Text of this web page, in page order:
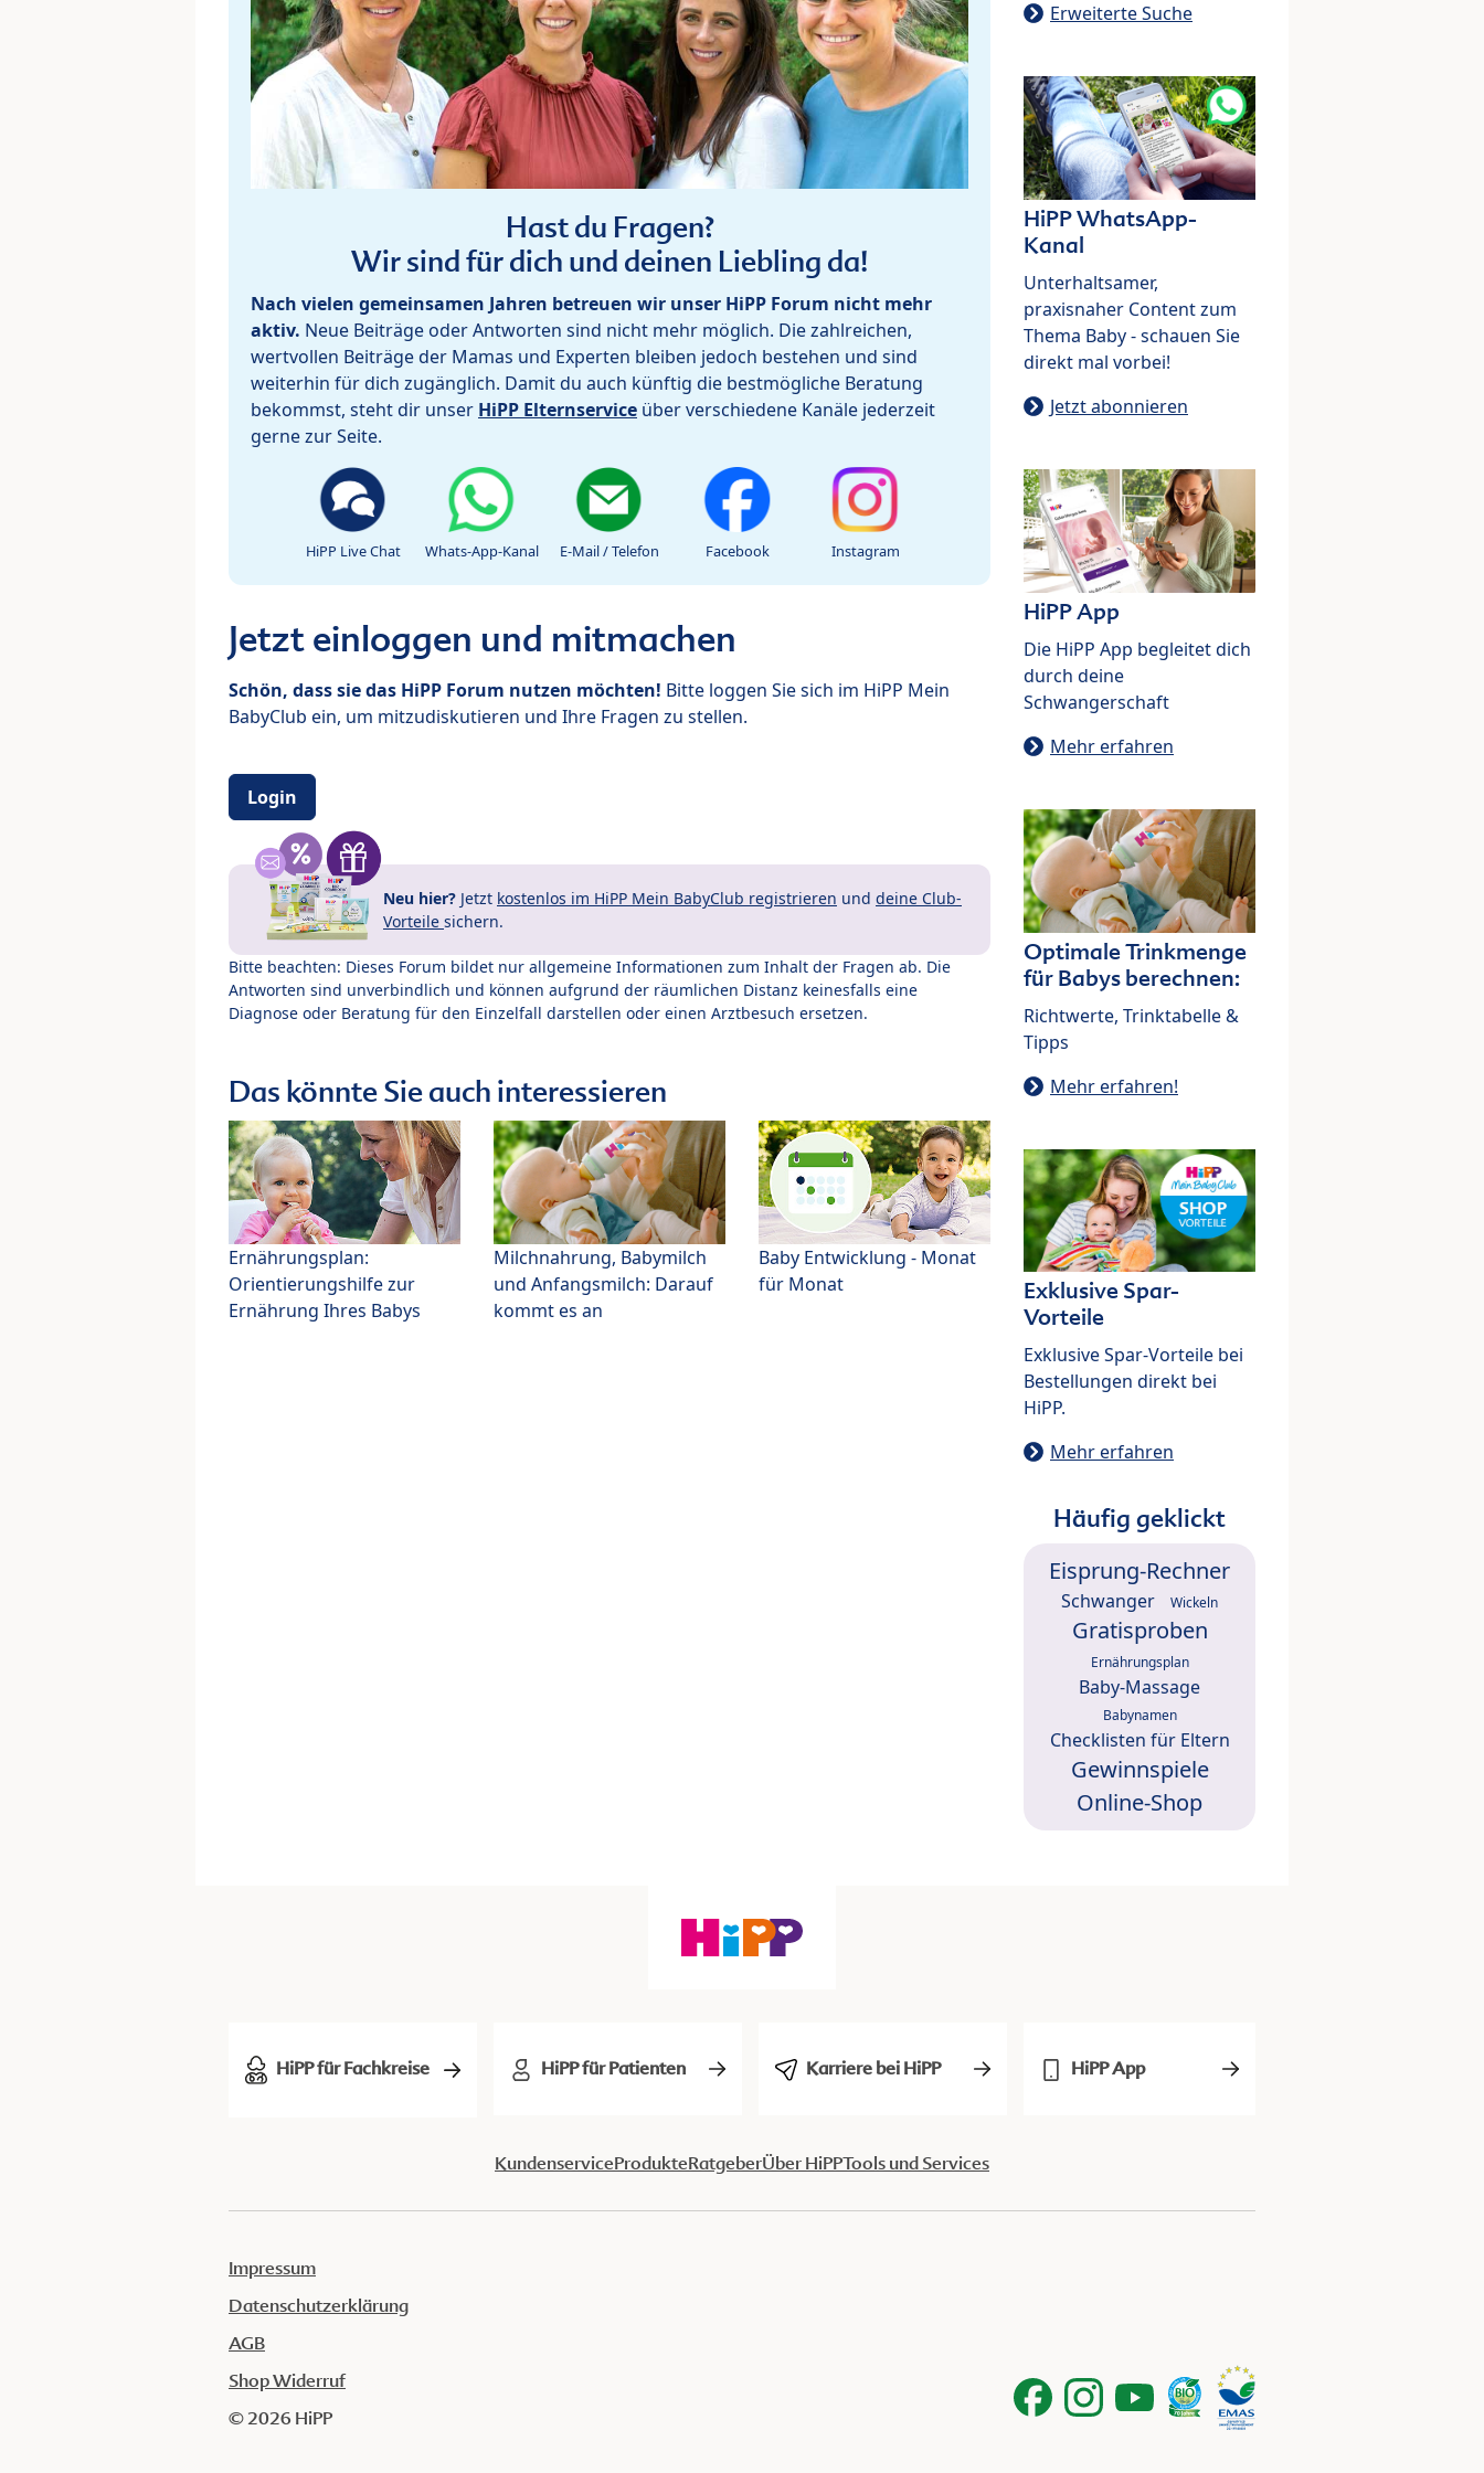
Hast du Fragen?
Wir sind für dich und deinen Liebling da!
Nach vielen gemeinsamen Jahren betreuen wir unser HiPP Forum nicht mehr
aktiv. Neue Beiträge oder Antworten sind nicht mehr möglich. Die zahlreichen,
wertvollen Beiträge der Mamas und Experten bleiben jedoch bestehen und sind
weiterhin für dich zugänglich. Damit du auch künftig die bestmögliche Beratung
bekommst, steht dir unser HiPP Elternservice über verschiedene Kanäle jederzeit
gerne zur Seite.
HiPP Live Chat Whats-App-Kanal E-Mail / Telefon Facebook Instagram
Jetzt einloggen und mitmachen
Schön, dass sie das HiPP Forum nutzen möchten! Bitte loggen Sie sich im HiPP Mein
BabyClub ein, um mitzudiskutieren und Ihre Fragen zu stellen.
Login
Neu hier? Jetzt kostenlos im HiPP Mein BabyClub registrieren und deine Club-
Vorteile sichern.
Bitte beachten: Dieses Forum bildet nur allgemeine Informationen zum Inhalt der Fragen ab. Die
Antworten sind unverbindlich und können aufgrund der räumlichen Distanz keinesfalls eine
Diagnose oder Beratung für den Einzelfall darstellen oder einen Arztbesuch ersetzen.
Das könnte Sie auch interessieren
Ernährungsplan:
Orientierungshilfe zur
Ernährung Ihres Babys
Milchnahrung, Babymilch
und Anfangsmilch: Darauf
kommt es an
Baby Entwicklung - Monat
für Monat
Erweiterte Suche
HiPP WhatsApp-
Kanal
Unterhaltsamer,
praxisnaher Content zum
Thema Baby - schauen Sie
direkt mal vorbei!
Jetzt abonnieren
HiPP App
Die HiPP App begleitet dich
durch deine
Schwangerschaft
Mehr erfahren
Optimale Trinkmenge
für Babys berechnen:
Richtwerte, Trinktabelle &
Tipps
Mehr erfahren!
Exklusive Spar-
Vorteile
Exklusive Spar-Vorteile bei
Bestellungen direkt bei
HiPP.
Mehr erfahren
Häufig geklickt
Eisprung-Rechner
Schwanger Wickeln
Gratisproben
Ernährungsplan
Baby-Massage
Babynamen
Checklisten für Eltern
Gewinnspiele
Online-Shop
HiPP für Fachkreise HiPP für Patienten Karriere bei HiPP HiPP App
KundenserviceProdukteRatgeberÜber HiPPTools und Services
Impressum
Datenschutzerklärung
AGB
Shop Widerruf
© 2026 HiPP